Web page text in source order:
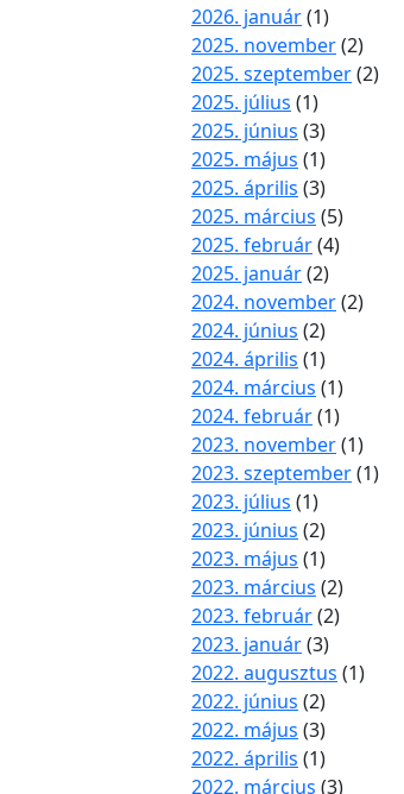
2026. január(1)
2025. november(2)
2025. szeptember(2)
2025. július (1)
2025. június (3)
2025. május (1)
2025. április (3)
2025. március (5)
2025. február(4)
2025. január(2)
2024. november(2)
2024. június (2)
2024. április (1)
2024. március (1)
2024. február(1)
2023. november(1)
2023. szeptember(1)
2023. július (1)
2023. június (2)
2023. május (1)
2023. március (2)
2023. február(2)
2023. január(3)
2022. augusztus (1)
2022. június (2)
2022. május (3)
2022. április (1)
2022. március (3)